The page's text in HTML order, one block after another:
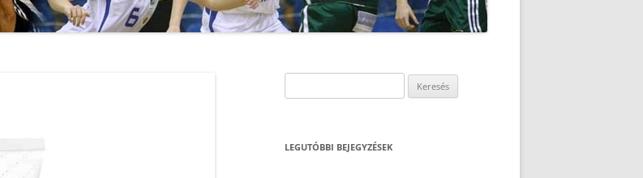
LEGUTÓBBI BEJEGYZÉSEK